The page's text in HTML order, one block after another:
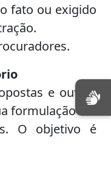
fato ou exigido
e outros
formulação até
O objetivo é